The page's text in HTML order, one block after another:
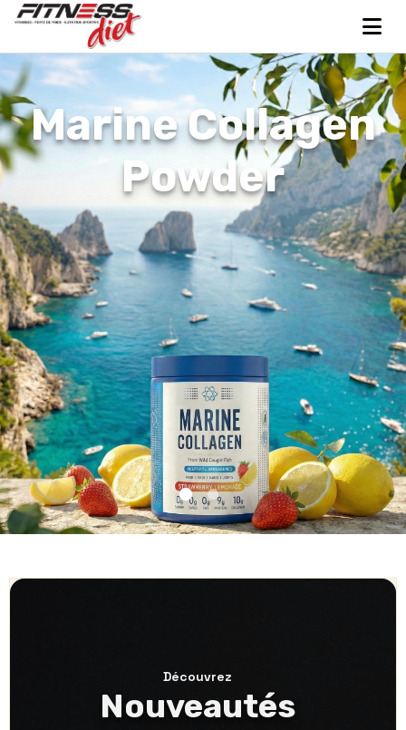
Marine Collagen
Powder
BEEF-XP Clear
Beef Protein
Isolate
Découvrez
Nouveautés